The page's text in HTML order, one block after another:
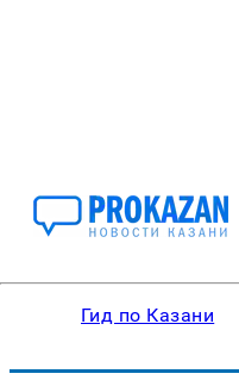
Гид по Казани